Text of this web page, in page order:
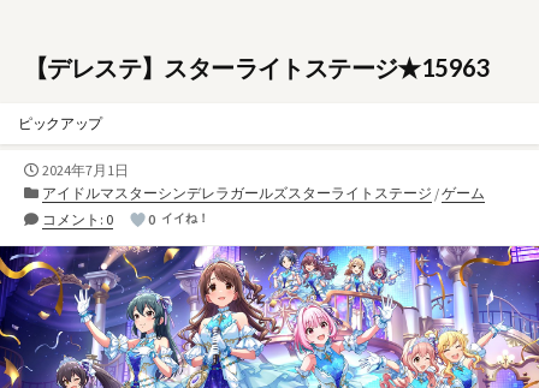
【デレステ】スターライトステージ★15963
ピックアップ
公
開
日
2024年7月1日
カ
テ
リ
ー
アイドルマスターシンデレラガールズスターライトステージ /ゲーム
コメント: 0
0 イイね！